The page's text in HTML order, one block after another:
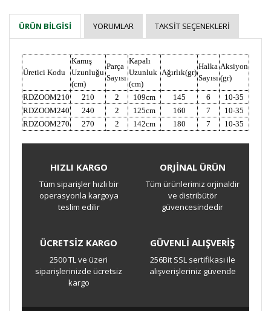
ÜRÜN BILGISI YORUMLAR TAKSIT SEÇENEKLERI
Üretici Kodu
Kamış
Uzunluğu
(cm)
Parça
Sayısı
Kapalı
Uzunluk
(cm)
Ağırlık(gr)
Halka
Sayısı
Aksiyon
(gr)
RDZOOM210 210 2 109cm 145 6
10-35
RDZOOM240
240 2 125cm 160 7
10-35
RDZOOM270
270 2 142cm 180 7 10-35
Bu ürüne ilk yorumu siz yapın!
HIZLI KARGO
Tüm siparişler hızlı bir
operasyonla kargoya
teslim edilir
ORJİNAL ÜRÜN
Tüm ürünlerimiz orjinaldir
ve distribütör
güvencesindedir
ÜCRETSİZ KARGO
2500 TL ve üzeri
siparişlerinizde ücretsiz
kargo
GÜVENLİ ALIŞVERİŞ
256Bit SSL sertifikası ile
alışverişleriniz güvende